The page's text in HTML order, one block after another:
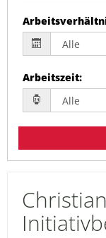
Arbeitszeit: